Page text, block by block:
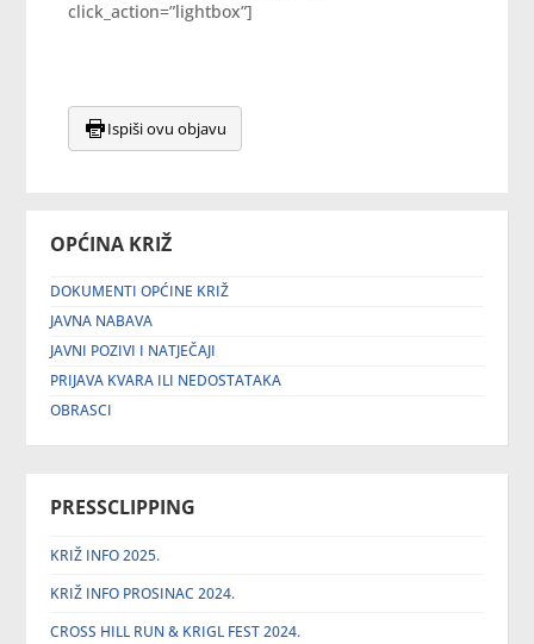
OPĆINA KRIŽ
DOKUMENTI OPĆINE KRIŽ
JAVNA NABAVA
JAVNI POZIVI I NATJEČAJI
PRIJAVA KVARA ILI NEDOSTATAKA
OBRASCI
PRESSCLIPPING
KRIŽ INFO 2025.
KRIŽ INFO PROSINAC 2024.
CROSS HILL RUN & KRIGL FEST 2024.
click_action=”lightbox”]
Ispiši ovu objavu